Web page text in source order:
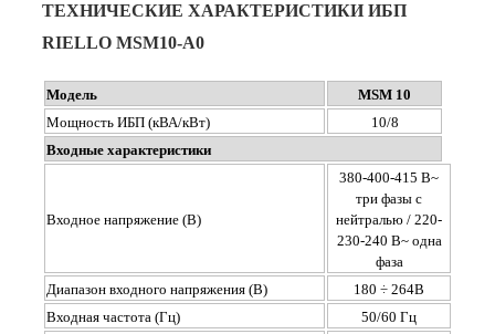
ТЕХНИЧЕСКИЕ ХАРАКТЕРИСТИКИ ИБП
RIELLO MSM10-A0
Модель
MSM 10
Мощность ИБП (кВА/кВт)
10/8
Входные характеристики
Входное напряжение (В)
380-400-415 В~
три фазы с
нейтралью / 220-
230-240 В~ одна
фаза
Диапазон входного напряжения (В)
180 ÷ 264В
Входная частота (Гц)
50/60 Гц